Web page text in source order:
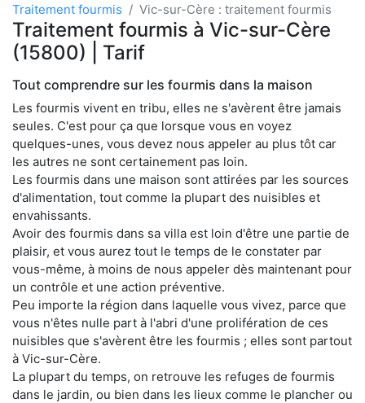
Traitement fourmis Vic-sur-Cère : traitement fourmis
Traitement fourmis à Vic-sur-Cère
(15800) | Tarif
Tout comprendre sur les fourmis dans la maison
Les fourmis vivent en tribu, elles ne s'avèrent être jamais
seules. C'est pour ça que lorsque vous en voyez
quelques-unes, vous devez nous appeler au plus tôt car
les autres ne sont certainement pas loin.
Les fourmis dans une maison sont attirées par les sources
d'alimentation, tout comme la plupart des nuisibles et
envahissants.
Avoir des fourmis dans sa villa est loin d'être une partie de
plaisir, et vous aurez tout le temps de le constater par
vous-même, à moins de nous appeler dès maintenant pour
un contrôle et une action préventive.
Peu importe la région dans laquelle vous vivez, parce que
vous n'êtes nulle part à l'abri d'une prolifération de ces
nuisibles que s'avèrent être les fourmis ; elles sont partout
à Vic-sur-Cère.
La plupart du temps, on retrouve les refuges de fourmis
dans le jardin, ou bien dans les lieux comme le plancher ou